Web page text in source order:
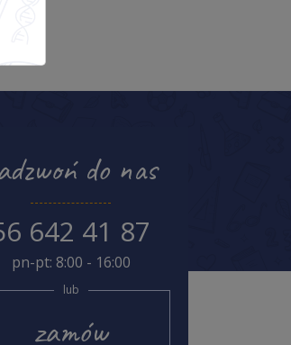
do nas
642 41 87
pn-pt: 8:00 - 16:00
lub
zamów